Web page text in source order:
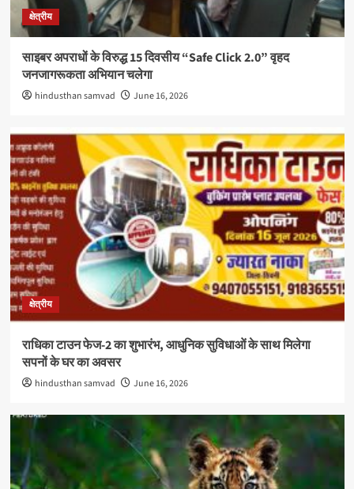
क्षेत्रीय
साइबर अपराधों के विरुद्ध 15 दिवसीय “Safe Click 2.0” वृहद
जनजागरूकता अभियान चलेगा
hindusthan samvad June 16, 2026
क्षेत्रीय
राधिका टाउन फेज-2 का शुभारंभ, आधुनिक सुविधाओं के साथ मिलेगा
सपनों के घर का अवसर
hindusthan samvad June 16, 2026